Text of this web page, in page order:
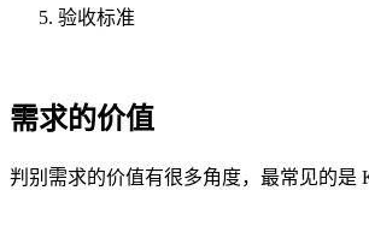
验收标准
需求的价值
判别需求的价值有很多角度，最常见的是